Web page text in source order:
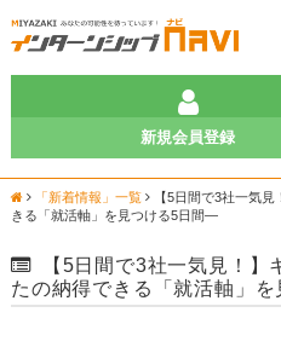
新規会員登録
「新着情報」一覧 【5日間で3社一気見
きる「就活軸」を見つける5日間—
【5日間で3社一気見！
たの納得できる「就活軸」